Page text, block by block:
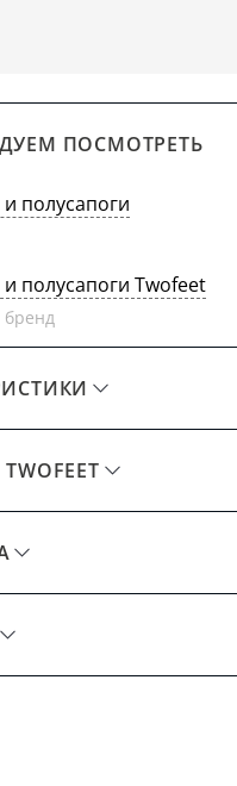
ПОСМОТРЕТЬ
полусапоги
и полусапоги Twofeet
бренд